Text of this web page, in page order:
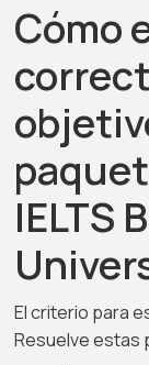
Cómo
IELTS
El criterio para
Resuelve estas